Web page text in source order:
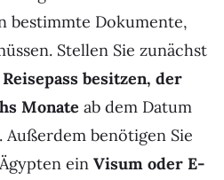
bestimmte Dokumente,
Stellen Sie zunächst
Reisepass besitzen, der
Monate ab dem Datum
benötigen Sie
ein Visum oder E-